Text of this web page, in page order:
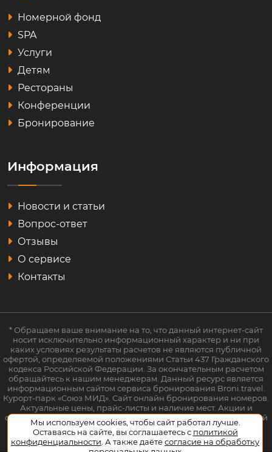
Номерной фонд
SPA
Услуги
Детям
Рестораны
Конференции
Бронирование
Информация
Новости и статьи
Вопрос-ответ
Отзывы
О сервисе
Контакты
* Обращаем ваше внимание на то, что данный интернет-сайт
носит исключительно информационный характер и ни при
каких условиях результаты расчетов не являются публичной
офертой, определяемой положениями Статьи 437 Гражданского
кодекса Российской Федерации. За окончательным расчетом
обращайтесь к нашим менеджерам. Данный ресурс является
информационным сайтом сервиса бронирования Broni.travel.
Курорт-парк «Союз МИД». Сайт онлайн бронирования номеров.
Актуальные цены, прайс-листы и наличие мест. Акции и
спецпредложения. Выгодное бронирование. Индивидуальный
менеджер. Не является официальным сайтом объекта
размещения.
Мы используем cookies, чтобы сайт работал лучше.
Оставаясь на сайте, вы соглашаетесь с политикой
конфиденциальности . А также даётесогласие на обработку